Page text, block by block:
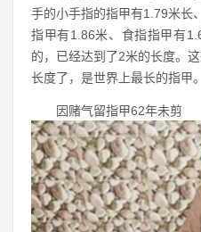
手的小手指的指甲有1.79米长、
指甲有1.86米、食指指甲有
的，已经达到了2米的长度。
长度了，是世界上最长的指甲。
因赌气留指甲62年未剪